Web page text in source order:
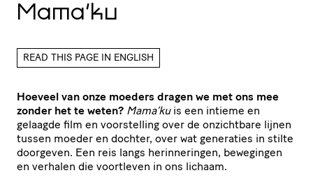
Mama’ku
READ THIS PAGE IN ENGLISH
Hoeveel van onze moeders dragen we met ons mee
zonder het te weten? Mama’kuis een intieme en
gelaagde film en voorstelling over de onzichtbare lijnen
tussen moeder en dochter, over wat generaties in stilte
doorgeven. Een reis langs herinneringen, bewegingen
en verhalen die voortleven in ons lichaam.